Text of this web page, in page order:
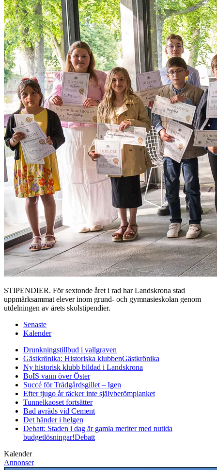
STIPENDIER. För sextonde året i rad har Landskrona stad
uppmärksammat elever inom grund- och gymnasieskolan genom
utdelningen av årets skolstipendier.
Senaste
Kalender
Drunkningstillbud i vallgraven
Gästkrönika: Historiska klubbenGästkrönika
Ny historisk klubb bildad i Landskrona
BoIS vann över Öster
Succé för Trädgårdsgillet – Igen
Efter tjugo år räcker inte självberömplanket
Tunnelkaoset fortsätter
Bad avråds vid Cement
Det händer i helgen
Debatt: Staden i dag är gamla meriter med nutida
budgetlösningar!Debatt
Kalender
Annonser